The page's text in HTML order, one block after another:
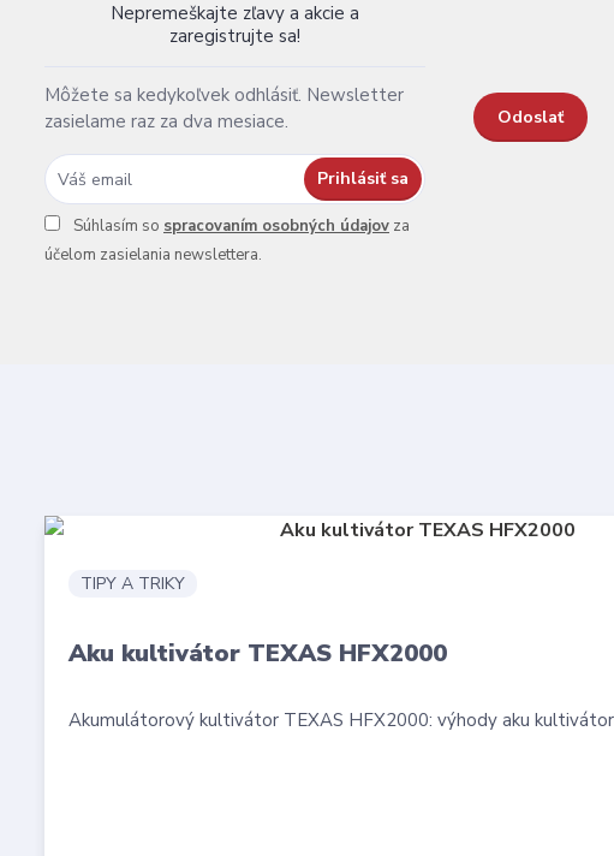
Nepremeškajte zľavy a akcie a
zaregistrujte sa!
Môžete sa kedykoľvek odhlásiť. Newsletter
zasielame raz za dva mesiace.
Prihlásiť sa
Súhlasím so spracovaním osobných údajov za
účelom zasielania newslettera.
TIPY A TRIKY
Aku kultivátor TEXAS HFX2000
Akumulátorový kultivátor TEXAS HFX2000: výhody aku